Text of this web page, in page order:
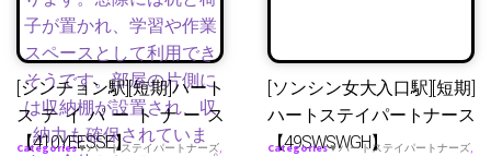
[シンチョン駅][短期]ハート
ステイパートナース
【410YEESSE】
Categories♥ ハートステイパートナーズ,
[ソンシン女大入口駅][短期]
ハートステイパートナース
【49SWSWGH】
Categories♥ ハートステイパートナーズ,